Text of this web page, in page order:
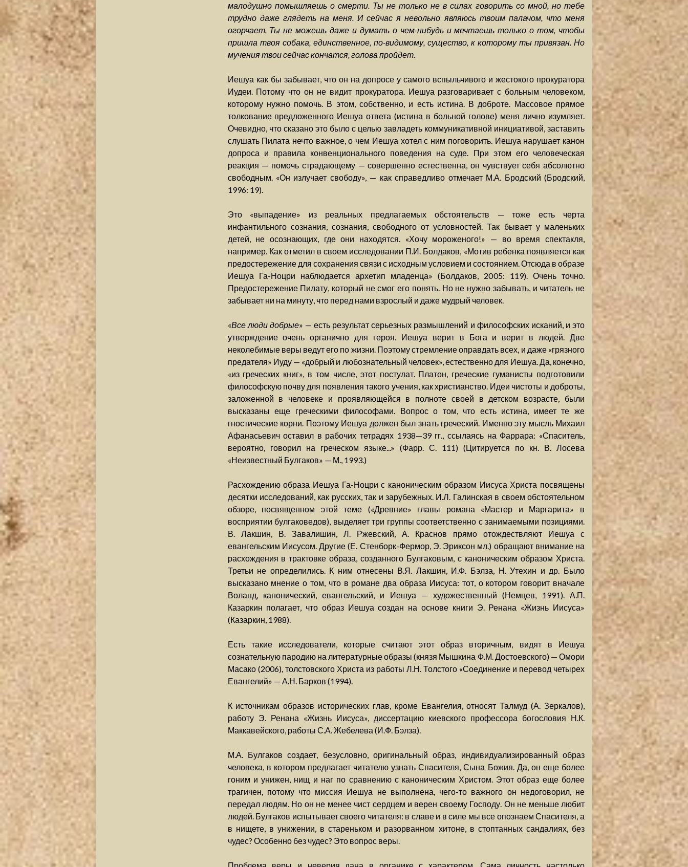
малодушно помышляешь о смерти. Ты не только не в силах говорить со мной, но тебе
трудно даже глядеть на меня. И сейчас я невольно являюсь твоим палачом, что меня
огорчает. Ты не можешь даже и думать о чем-нибудь и мечтаешь только о том, чтобы
пришла твоя собака, единственное, по-видимому, существо, к которому ты привязан. Но
мучения твои сейчас кончатся, голова пройдет.
Иешуа как бы забывает, что он на допросе у самого вспыльчивого и жестокого прокуратора
Иудеи. Потому что он не видит прокуратора. Иешуа разговаривает с больным человеком,
которому нужно помочь. В этом, собственно, и есть истина. В доброте. Массовое прямое
толкование предложенного Иешуа ответа (истина в больной голове) меня лично изумляет.
Очевидно, что сказано это было с целью завладеть коммуникативной инициативой, заставить
слушать Пилата нечто важное, о чем Иешуа хотел с ним поговорить. Иешуа нарушает канон
допроса и правила конвенционального поведения на суде. При этом его человеческая
реакция — помочь страдающему — совершенно естественна, он чувствует себя абсолютно
свободным. «Он излучает свободу», — как справедливо отмечает М.А. Бродский (Бродский,
1996: 19).
Это «выпадение» из реальных предлагаемых обстоятельств — тоже есть черта
инфантильного сознания, сознания, свободного от условностей. Так бывает у маленьких
детей, не осознающих, где они находятся. «Хочу мороженого!» — во время спектакля,
например. Как отметил в своем исследовании П.И. Болдаков, «Мотив ребенка появляется как
предостережение для сохранения связи с исходным условием и состоянием. Отсюда в образе
Иешуа Га-Ноцри наблюдается архетип младенца» (Болдаков, 2005: 119). Очень точно.
Предостережение Пилату, который не смог его понять. Но не нужно забывать, и читатель не
забывает ни на минуту, что перед нами взрослый и даже мудрый человек.
«Все люди добрые» — есть результат серьезных размышлений и философских исканий, и это
утверждение очень органично для героя. Иешуа верит в Бога и верит в людей. Две
неколебимые веры ведут его по жизни. Поэтому стремление оправдать всех, и даже «грязного
предателя» Иуду — «добрый и любознательный человек», естественно для Иешуа. Да, конечно,
«из греческих книг», в том числе, этот постулат. Платон, греческие гуманисты подготовили
философскую почву для появления такого учения, как христианство. Идеи чистоты и доброты,
заложенной в человеке и проявляющейся в полноте своей в детском возрасте, были
высказаны еще греческими философами. Вопрос о том, что есть истина, имеет те же
гностические корни. Поэтому Иешуа должен был знать греческий. Именно эту мысль Михаил
Афанасьевич оставил в рабочих тетрадях 1938—39 гг., ссылаясь на Фаррара: «Спаситель,
вероятно, говорил на греческом языке...» (Фарр. С. 111) (Цитируется по кн. В. Лосева
«Неизвестный Булгаков» — М., 1993.)
Расхождению образа Иешуа Га-Ноцри с каноническим образом Иисуса Христа посвящены
десятки исследований, как русских, так и зарубежных. И.Л. Галинская в своем обстоятельном
обзоре, посвященном этой теме («Древние» главы романа «Мастер и Маргарита» в
восприятии булгаковедов), выделяет три группы соответственно с занимаемыми позициями.
В. Лакшин, В. Завалишин, Л. Ржевский, А. Краснов прямо отождествляют Иешуа с
евангельским Иисусом. Другие (Е. Стенборк-Фермор, Э. Эриксон мл.) обращают внимание на
расхождения в трактовке образа, созданного Булгаковым, с каноническим образом Христа.
Третьи не определились. К ним отнесены В.Я. Лакшин, И.Ф. Бэлза, Н. Утехин и др. Было
высказано мнение о том, что в романе два образа Иисуса: тот, о котором говорит вначале
Воланд, канонический, евангельский, и Иешуа — художественный (Немцев, 1991). А.П.
Казаркин полагает, что образ Иешуа создан на основе книги Э. Ренана «Жизнь Иисуса»
(Казаркин, 1988).
Есть такие исследователи, которые считают этот образ вторичным, видят в Иешуа
сознательную пародию на литературные образы (князя Мышкина Ф.М. Достоевского) — Омори
Масако (2006), толстовского Христа из работы Л.Н. Толстого «Соединение и перевод четырех
Евангелий» — А.Н. Барков (1994).
К источникам образов исторических глав, кроме Евангелия, относят Талмуд (А. Зеркалов),
работу Э. Ренана «Жизнь Иисуса», диссертацию киевского профессора богословия Н.К.
Маккавейского, работы С.А. Жебелева (И.Ф. Бэлза).
М.А. Булгаков создает, безусловно, оригинальный образ, индивидуализированный образ
человека, в котором предлагает читателю узнать Спасителя, Сына Божия. Да, он еще более
гоним и унижен, нищ и наг по сравнению с каноническим Христом. Этот образ еще более
трагичен, потому что миссия Иешуа не выполнена, чего-то важного он недоговорил, не
передал людям. Но он не менее чист сердцем и верен своему Господу. Он не меньше любит
людей. Булгаков испытывает своего читателя: в славе и в силе мы все опознаем Спасителя, а
в нищете, в унижении, в стареньком и разорванном хитоне, в стоптанных сандалиях, без
чудес? Особенно без чудес? Это вопрос веры.